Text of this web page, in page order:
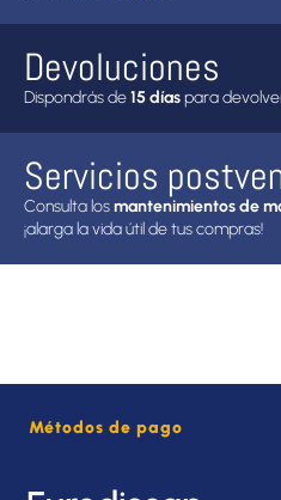
Devoluciones
Dispondrás de15 díaspara
Servicios
Consulta losmantenimientos de
¡alarga la vida útil de tus compras!
Métodos de pago